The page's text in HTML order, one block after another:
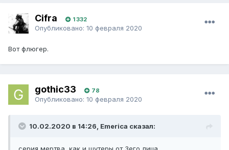
Cifra 1 332
Опубликовано: 10 февраля 2020
Вот флюгер.
gothic33 78
Опубликовано: 10 февраля 2020
10.02.2020 в 14:26, Emerica сказал: